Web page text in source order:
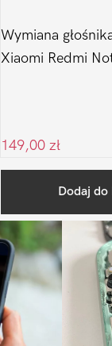
Wymiana
Xiaomi Redmi
149,00 zł
Dodaj do